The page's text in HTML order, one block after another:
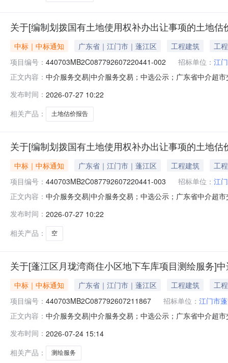
关于[编制划拨国有土地使用权补办出让事项的土地
中标｜中标通知 广东省｜江门市｜蓬江区 工程建筑
工程
项目编号： 440703MB2C087792607220441-002 招标单位： 江
正文内容： 中介服务交易|中介服务交易；中选公示；广东省中介超
码：服务金额：暂不做评估与测算金额说明：本宗地估
补
发布时间： 2026-07-27 10:22
相关产品：
土地估价报告
关于[编制划拨国有土地使用权补办出让事项的土地
中标｜中标通知 广东省｜江门市｜蓬江区 工程建筑
工程
项目编号： 440703MB2C087792607220441-003 招标单位： 江
正文内容： 中介服务交易|中介服务交易；中选公示；广东省中介超
码：服务金额：暂不做评估与测算金额说明：本宗地估
补
发布时间： 2026-07-27 10:22
相关产品：
空
关于[蓬江区月珑湾商住小区地下车库项目测绘服务]
中标｜中标通知 广东省｜江门市｜蓬江区 工程建筑
工程
项目编号： 440703MB2C087792607211867 招标单位： 江门市
正文内容： 中介服务交易|中介服务交易；中选公示；广东省中介超
品价格》（国测财字〔2002〕3号）、《测绘生产成本
务单位
发布时间： 2026-07-24 15:14
相关产品：
测绘服务